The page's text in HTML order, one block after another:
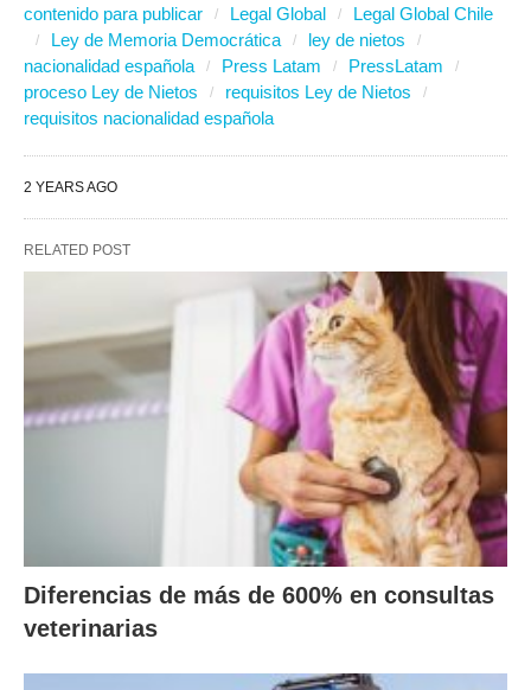
contenido para publicar
Legal Global
Legal Global Chile
Ley de Memoria Democrática
ley de nietos
nacionalidad española
Press Latam
PressLatam
proceso Ley de Nietos
requisitos Ley de Nietos
requisitos nacionalidad española
2 YEARS AGO
RELATED POST
Diferencias de más de 600% en consultas
veterinarias